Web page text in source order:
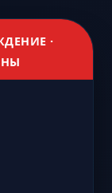
·